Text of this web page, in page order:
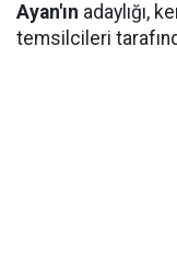
Ayan'ın adaylığı,
temsilcileri